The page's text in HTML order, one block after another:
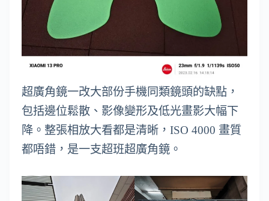
超廣角鏡一改大部份手機同類鏡頭的缺點，
包括邊位鬆散、影像變形及低光畫影大幅下
降。整張相放大看都是清晰，ISO 4000 畫質
都唔錯，是一支超班超廣角鏡。